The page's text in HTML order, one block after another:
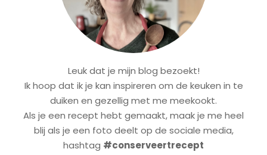
Leuk dat je mijn blog bezoekt!
Ik hoop dat ik je kan inspireren om de keuken in te
duiken en gezellig met me meekookt.
Als je een recept hebt gemaakt, maak je me heel
blij als je een foto deelt op de sociale media,
hashtag #conserveertrecept